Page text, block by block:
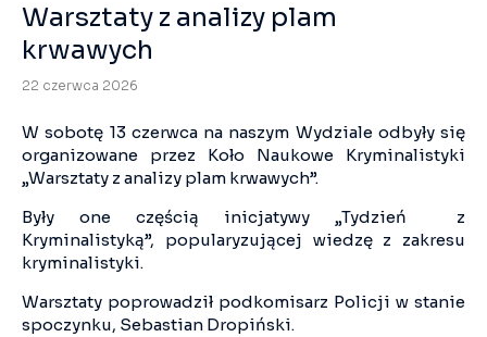
Warsztaty z analizy plam
krwawych
22 czerwca 2026
W sobotę 13 czerwca na naszym Wydziale odbyły się
organizowane przez Koło Naukowe Kryminalistyki
„Warsztaty z analizy plam krwawych”.
Były one częścią inicjatywy „Tydzień z
Kryminalistyką”, popularyzującej wiedzę z zakresu
kryminalistyki.
Warsztaty poprowadził podkomisarz Policji w stanie
spoczynku, Sebastian Dropiński.